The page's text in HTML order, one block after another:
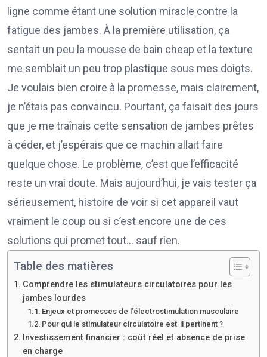
ligne comme étant une solution miracle contre la
fatigue des jambes. À la première utilisation, ça
sentait un peu la mousse de bain cheap et la texture
me semblait un peu trop plastique sous mes doigts.
Je voulais bien croire à la promesse, mais clairement,
je n’étais pas convaincu. Pourtant, ça faisait des jours
que je me traînais cette sensation de jambes prêtes
à céder, et j’espérais que ce machin allait faire
quelque chose. Le problème, c’est que l’efficacité
reste un vrai doute. Mais aujourd’hui, je vais tester ça
sérieusement, histoire de voir si cet appareil vaut
vraiment le coup ou si c’est encore une de ces
solutions qui promet tout… sauf rien.
Table des matières
Comprendre les stimulateurs circulatoires pour les
jambes lourdes
Enjeux et promesses de l’électrostimulation musculaire
Pour qui le stimulateur circulatoire est-il pertinent ?
Investissement financier : coût réel et absence de prise
en charge